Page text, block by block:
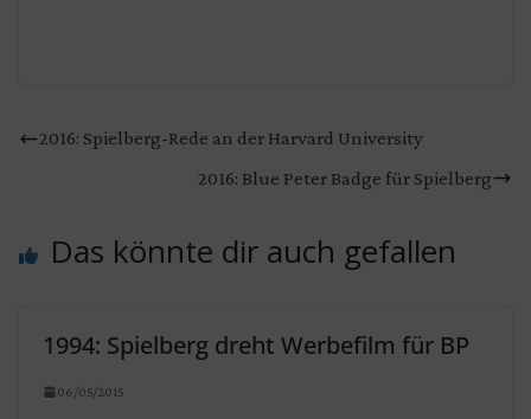
2016: Spielberg-Rede an der Harvard University
2016: Blue Peter Badge für Spielberg
Das könnte dir auch gefallen
1994: Spielberg dreht Werbefilm für BP
06/05/2015